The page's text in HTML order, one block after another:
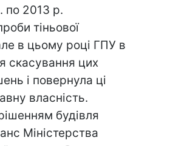
по 2013 р.
тіньової
в цьому році ГПУ в
скасування цих
і повернула ці
власність.
будівля
Міністерства